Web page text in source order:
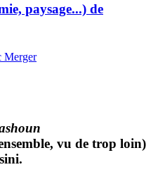
paysage...) de
Merger
vu de trop loin)